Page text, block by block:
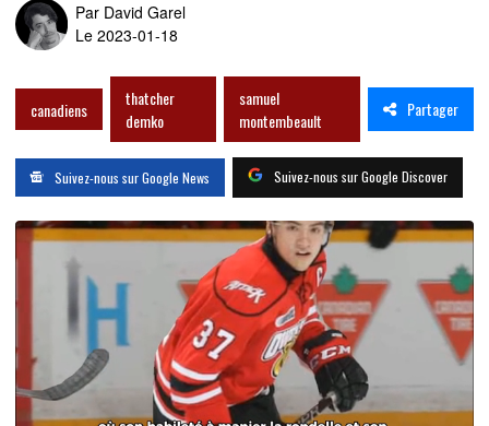
Par David Garel
Le 2023-01-18
canadiens
thatcher
demko
samuel
montembeault
Partager
Suivez-nous sur Google News Suivez-nous sur Google Discover